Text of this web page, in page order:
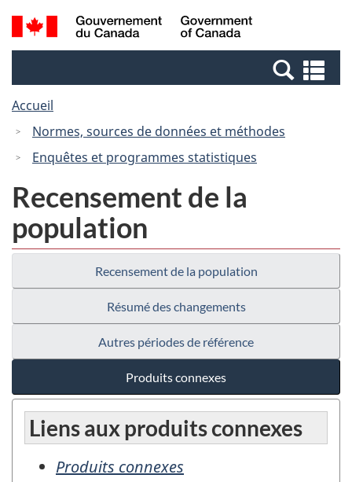
Passer
au
Passer
à
Canada
Recherche
et
et
Accueil
Normes, sources de données et méthodes
Enquêtes et programmes statistiques
Recensement de la
population
Recensement de la population
Résumé des changements
Autres périodes de référence
Produits connexes
Liens aux produits connexes
Produits connexes